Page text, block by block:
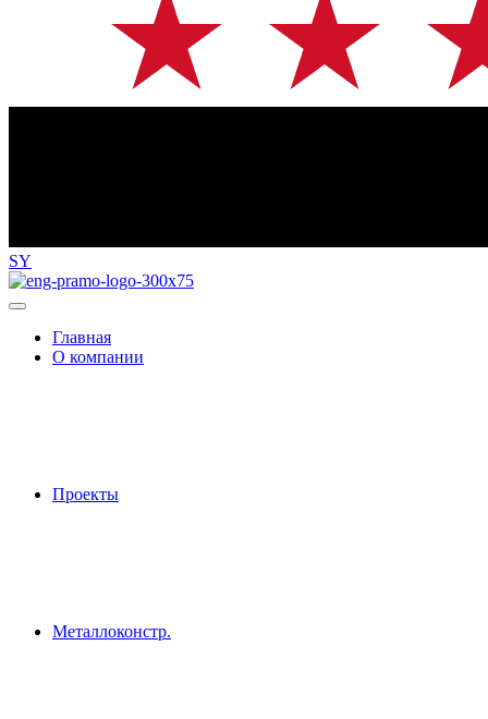
SY
Главная
О компании
Проекты
Металлоконстр.